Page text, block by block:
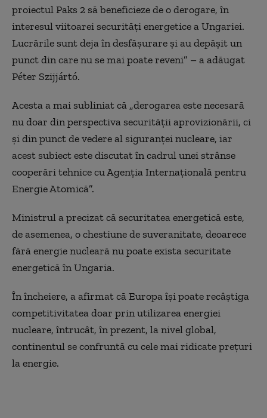
proiectul Paks 2 să beneficieze de o derogare, în
interesul viitoarei securităţi energetice a Ungariei.
Lucrările sunt deja în desfăşurare şi au depăşit un
punct din care nu se mai poate reveni” – a adăugat
Péter Szijjártó.
Acesta a mai subliniat că „derogarea este necesară
nu doar din perspectiva securităţii aprovizionării, ci
şi din punct de vedere al siguranţei nucleare, iar
acest subiect este discutat în cadrul unei strânse
cooperări tehnice cu Agenţia Internaţională pentru
Energie Atomică”.
Ministrul a precizat că securitatea energetică este,
de asemenea, o chestiune de suveranitate, deoarece
fără energie nucleară nu poate exista securitate
energetică în Ungaria.
În încheiere, a afirmat că Europa îşi poate recâştiga
competitivitatea doar prin utilizarea energiei
nucleare, întrucât, în prezent, la nivel global,
continentul se confruntă cu cele mai ridicate preţuri
la energie.